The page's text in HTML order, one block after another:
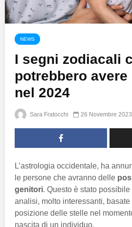
NEWS
I segni zodiacali
potrebbero
nel 2024
Sara Fratocchi 26 Novembre 2023
L’astrologia occidentale, ha
le persone che avranno delle
genitori. Questo è stato
analisi, molto interessanti,
posizione delle stelle nel
nascita di un individuo.